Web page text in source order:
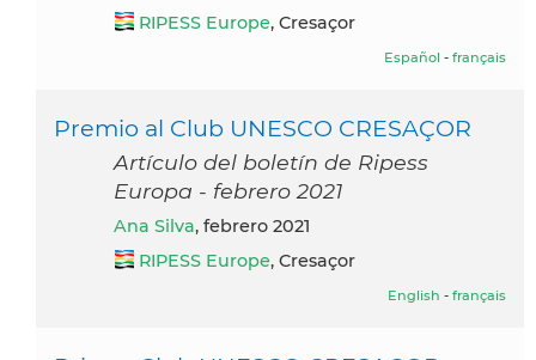
RIPESS Europe, Cresaçor
Español - français
Premio al Club UNESCO CRESAÇOR
Artículo del boletín de Ripess
Europa - febrero 2021
Ana Silva, febrero 2021
RIPESS Europe, Cresaçor
English - français